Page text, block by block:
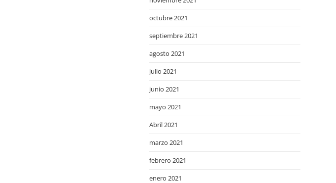
octubre 2021
septiembre 2021
agosto 2021
julio 2021
junio 2021
mayo 2021
Abril 2021
marzo 2021
febrero 2021
enero 2021